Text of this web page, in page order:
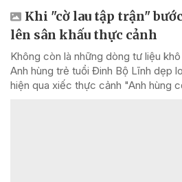
Khi "cờ lau tập trận"
lên sân khấu thực cảnh
Không còn là những dòng tư liệu
Anh hùng trẻ tuổi Đinh Bộ Lĩnh dẹp
hiện qua xiếc thực cảnh "Anh hùng